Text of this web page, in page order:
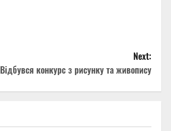
Next:
Відбувся конкурс з рисунку та живопису